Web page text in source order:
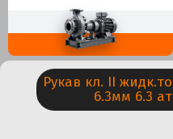
Рукaв кл. II
6.3мм 6.3